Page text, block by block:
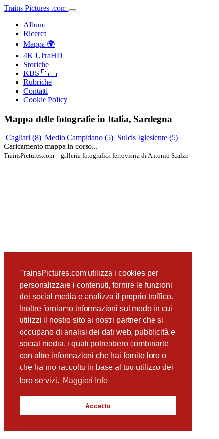
TrainsPictures.com utilizza i cookies per
personalizzare i contenuti, fornire le funzioni
dei social media e analizza il proprio traffico.
Inoltre forniamo informazioni sul modo in cui
utilizzi il nostro sito ai nostri partner che si
occupano di analisi dei dati web, pubblicità e
social media, i quali potrebbero combinarle
con altre informazioni che hai fornito loro o
che hanno raccolto in base al tuo utilizzo dei
loro servizi. Maggiori Info
Accetto
Trains Pictures .com
Album
Ricerca
Mappa 🌍
4K UltraHD
Storiche
KBS 🇦🇹
Rubriche
Contatti
Cookie Policy
Mappa delle fotografie in Italia, Sardegna
Cagliari (8) Medio Campidano (5) Sulcis Iglesiente (5)
Caricamento mappa in corso...
TrainsPictures.com – galleria fotografica ferroviaria di Antonio Scalzo